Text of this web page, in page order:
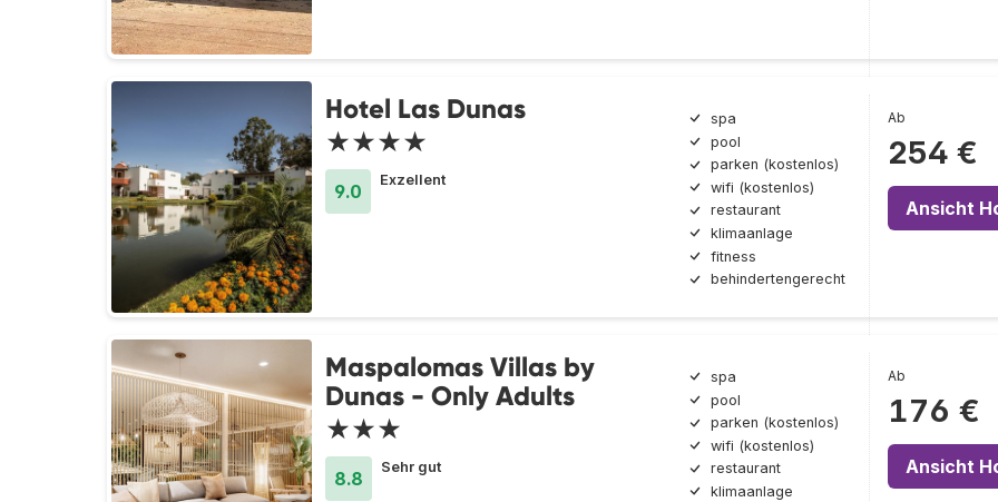
Hotel Las Dunas
★★★★
9.0
Exzellent
spa
pool
parken (kostenlos)
wifi (kostenlos)
restaurant
klimaanlage
fitness
behindertengerecht
Ab
254 €
Ansicht
Maspalomas Villas by
Dunas - Only Adults
★★★
8.8
Sehr gut
spa
pool
parken (kostenlos)
wifi (kostenlos)
restaurant
klimaanlage
Ab
176 €
Ansicht